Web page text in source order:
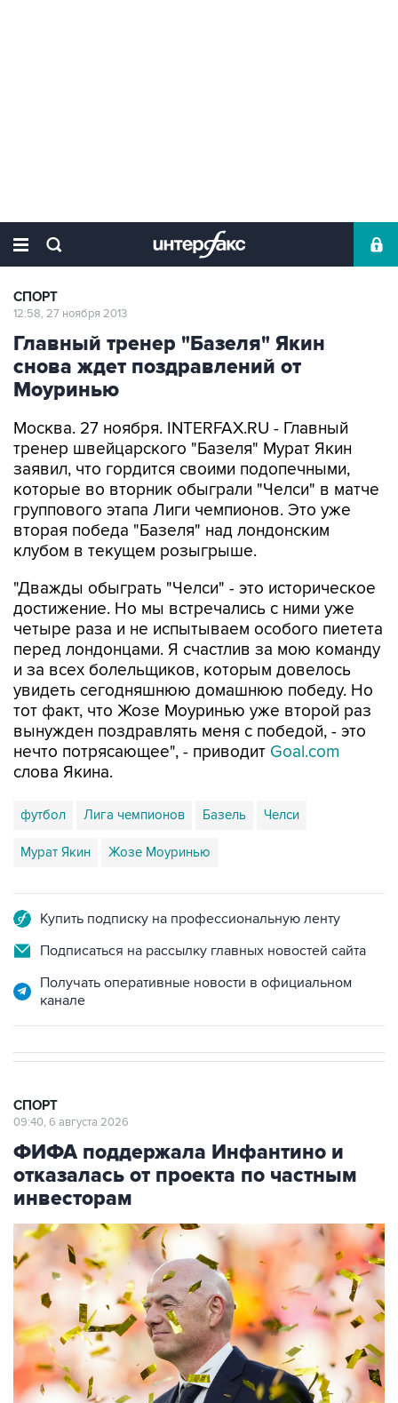
СПОРТ
12:58, 27 ноября 2013
Главный тренер "Базеля" Якин
снова ждет поздравлений от
Моуринью
Москва. 27 ноября. INTERFAX.RU - Главный
тренер швейцарского "Базеля" Мурат Якин
заявил, что гордится своими подопечными,
которые во вторник обыграли "Челси" в матче
группового этапа Лиги чемпионов. Это уже
вторая победа "Базеля" над лондонским
клубом в текущем розыгрыше.
"Дважды обыграть "Челси" - это историческое
достижение. Но мы встречались с ними уже
четыре раза и не испытываем особого пиетета
перед лондонцами. Я счастлив за мою команду
и за всех болельщиков, которым довелось
увидеть сегодняшнюю домашнюю победу. Но
тот факт, что Жозе Моуринью уже второй раз
вынужден поздравлять меня с победой, - это
нечто потрясающее", - приводит Goal.com
слова Якина.
футбол Лига чемпионов Базель Челси
Мурат Якин Жозе Моуринью
Купить подписку на профессиональную ленту
Подписаться на рассылку главных новостей сайта
Получать оперативные новости в официальном
канале
СПОРТ
09:40, 6 августа 2026
ФИФА поддержала Инфантино и
отказалась от проекта по частным
инвесторам